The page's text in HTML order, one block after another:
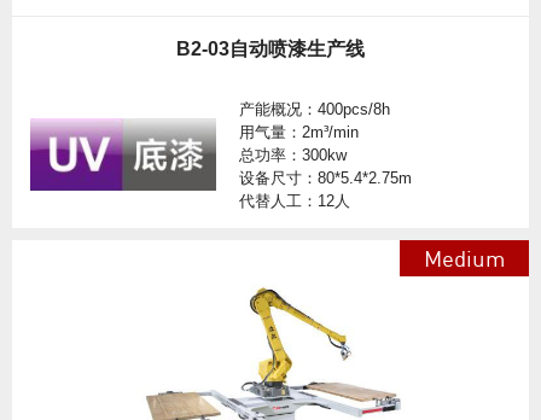
B2-03自动喷漆生产线
产能概况：400pcs/8h
用气量：2m³/min
总功率：300kw
设备尺寸：80*5.4*2.75m
代替人工：12人
Medium